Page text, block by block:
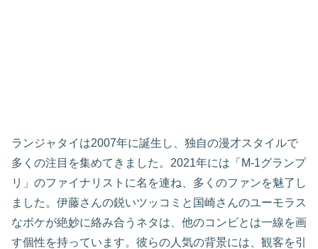
ランジャタイは2007年に誕生し、独自の漫才スタイルで
多くの注目を集めてきました。2021年には「M-1グランプ
リ」のファイナリストに名を連ね、多くのファンを魅了し
ました。伊藤さんの鋭いツッコミと国崎さんのユーモラス
なボケが絶妙に絡み合うネタは、他のコンビとは一線を画
す個性を持っています。彼らの人気の背景には、観客を引